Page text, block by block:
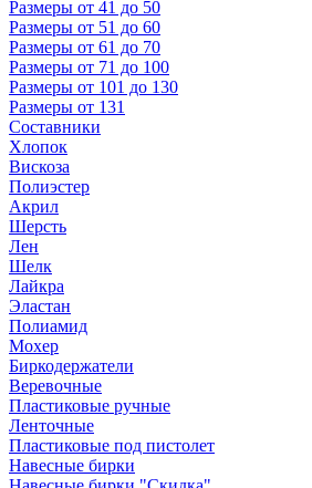
Размеры от 41 до 50
Размеры от 51 до 60
Размеры от 61 до 70
Размеры от 71 до 100
Размеры от 101 до 130
Размеры от 131
Составники
Хлопок
Вискоза
Полиэстер
Акрил
Шерсть
Лен
Шелк
Лайкра
Эластан
Полиамид
Мохер
Биркодержатели
Веревочные
Пластиковые ручные
Ленточные
Пластиковые под пистолет
Навесные бирки